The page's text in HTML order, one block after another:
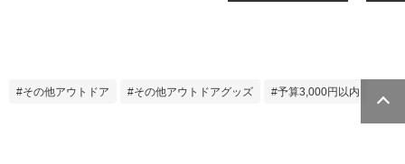
滑り止め 携帯 持ち
足分
ック)
その他アウトドア その他アウトドアグッズ 予算3,000円以内